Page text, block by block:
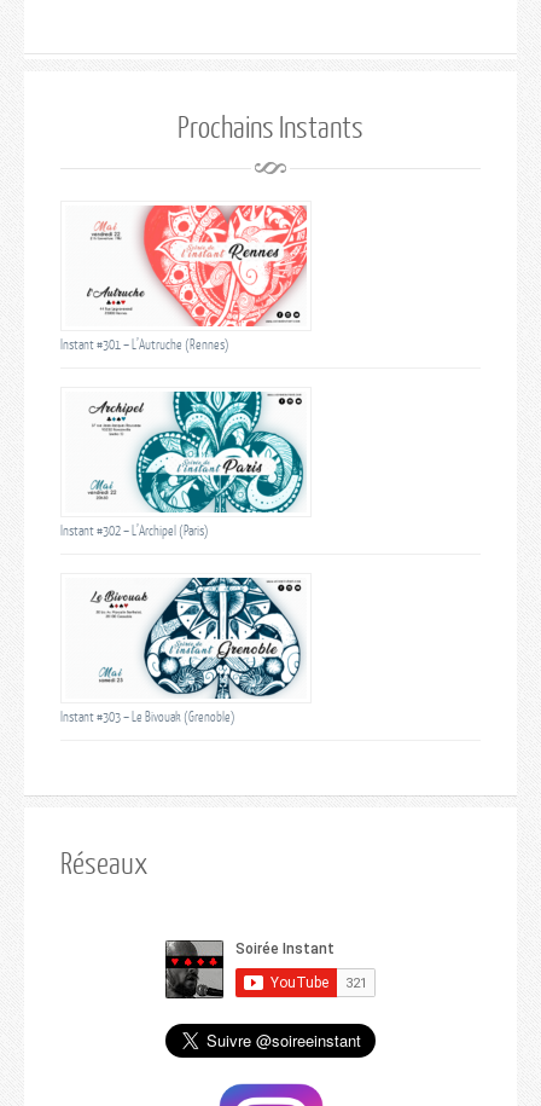
Prochains Instants
Instant #301 – L’Autruche (Rennes)
Instant #302 – L’Archipel (Paris)
Instant #303 – Le Bivouak (Grenoble)
Réseaux